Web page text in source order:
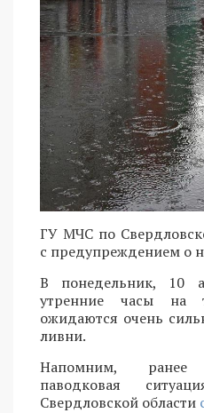
ГУ МЧС по
с предупреждением о
В понедельник, 10
утренние часы на
ожидаются очень
ливни.
Напомним, ранее
паводковая
Свердловской области